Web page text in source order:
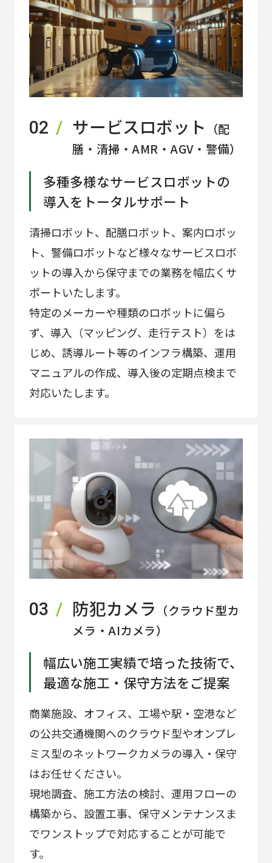
02 サービスロボット
（配
膳・清掃・AMR・AGV・警備）
多種多様なサービスロボットの
導入を トータルサポート
清掃ロボット、配膳ロボット、案内ロボッ
ト、警備ロボットなど様々なサービスロボ
ットの導入から保守までの業務を幅広くサ
ポートいたします。
特定のメーカーや種類のロボットに偏ら
ず、導入（マッピング、走行テスト）をは
じめ、誘導ルート等のインフラ構築、運用
マニュアルの作成、導入後の定期点検まで
対応いたします。
03 防犯カメラ （クラウド型カ
メラ・AIカメラ）
幅広い施工実績で培った技術で、
最適な施工・保守方法をご提案
商業施設、オフィス、工場や駅・空港など
の公共交通機関へのクラウド型やオンプレ
ミス型のネットワークカメラの導入・保守
はお任せください。
現地調査、施工方法の検討、運用フローの
構築から、設置工事、保守メンテナンスま
でワンストップで対応することが可能で
す。